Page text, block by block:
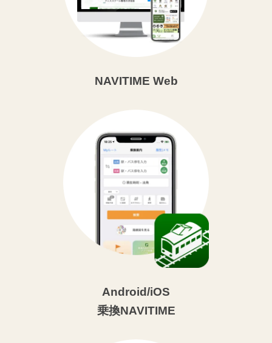
NAVITIME Web
Android/iOS
乗換NAVITIME